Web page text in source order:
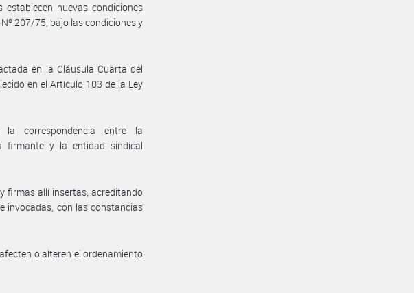
nuevas condiciones
207/75, bajo las condiciones y
en la Cláusula Cuarta del
en el Artículo 103 de la Ley
correspondencia entre la
firmante y la entidad sindical
firmas allí insertas, acreditando
invocadas, con las constancias
o alteren el ordenamiento